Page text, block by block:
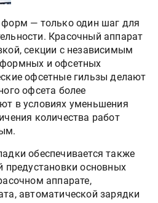
— только один шаг для
Красочный аппарат
секции с независимым
и офсетных
офсетные гильзы делают
офсета более
в условиях уменьшения
количества работ
обеспечивается также
предустановки основных
аппарате,
автоматической зарядки